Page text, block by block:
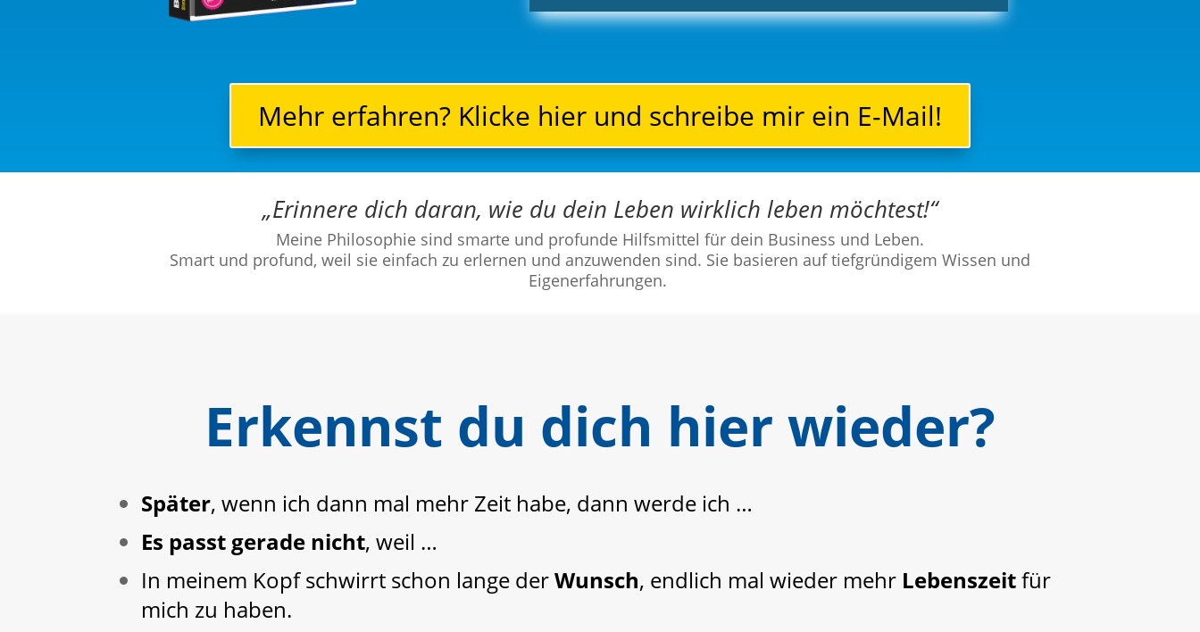
Mehr erfahren? Klicke hier und schreibe mir ein E-Mail!
„Erinnere dich daran, wie du dein Leben wirklich leben möchtest!“
Meine Philosophie sind smarte und profunde Hilfsmittel für dein Business und Leben.
Smart und profund, weil sie einfach zu erlernen und anzuwenden sind. Sie basieren auf tiefgründigem Wissen und
Eigenerfahrungen.
Erkennst du dich hier wieder?
Später, wenn ich dann mal mehr Zeit habe, dann werde ich …
Es passt gerade nicht, weil …
In meinem Kopf schwirrt schon lange derWunsch, endlich mal wieder mehr Lebenszeitfür
mich zu haben.